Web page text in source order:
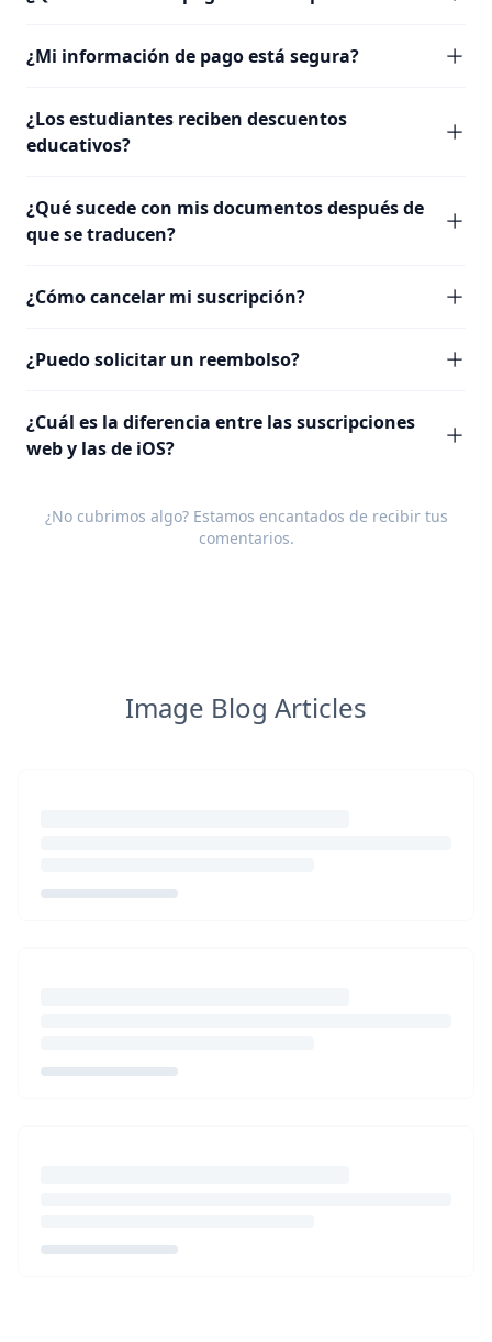
¿Mi información de pago está segura?
¿Los estudiantes reciben descuentos
educativos?
¿Qué sucede con mis documentos después de
que se traducen?
¿Cómo cancelar mi suscripción?
¿Puedo solicitar un reembolso?
¿Cuál es la diferencia entre las suscripciones
web y las de iOS?
¿No cubrimos algo? Estamos encantados de recibir tus
comentarios.
Image Blog Articles